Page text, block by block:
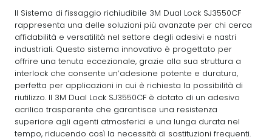
Il Sistema di fissaggio richiudibile 3M Dual Lock SJ3550CF
rappresenta una delle soluzioni più avanzate per chi cerca
affidabilità e versatilità nel settore degli adesivi e nastri
industriali. Questo sistema innovativo è progettato per
offrire una tenuta eccezionale, grazie alla sua struttura a
interlock che consente un’adesione potente e duratura,
perfetta per applicazioni in cui è richiesta la possibilità di
riutilizzo. Il 3M Dual Lock SJ3550CF è dotato di un adesivo
acrilico trasparente che garantisce una resistenza
superiore agli agenti atmosferici e una lunga durata nel
tempo, riducendo così la necessità di sostituzioni frequenti.